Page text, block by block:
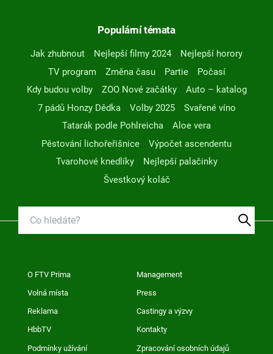
Populární témata
Jak zhubnout Nejlepší filmy 2024
Nejlepší horory
TV program
Změna času Partie
Počasí
Kdy budou volby
ZOO Nové začátky
Auto – katalog
7 pádů Honzy Dědka
Volby 2025
Svařené víno
Tatarák podle Pohlreicha
Aloe vera
Pěstování lichořeřišnice
Výpočet ascendentu
Tvarohové knedlíky
Nejlepší palačinky
Švestkový koláč
O FTV Prima Management
Volná místa Press
Reklama Castingy a výzvy
HbbTV Kontakty
Podmínky užívání Zpracování osobních údajů